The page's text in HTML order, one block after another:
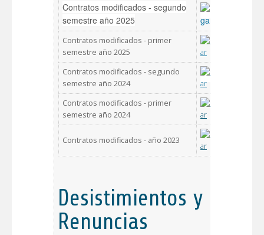
Contratos modificados - segundo
semestre año 2025
Contratos modificados - primer
semestre año 2025
Contratos modificados - segundo
semestre año 2024
Contratos modificados - primer
semestre año 2024
Contratos modificados - año 2023
Desistimientos y
Renuncias